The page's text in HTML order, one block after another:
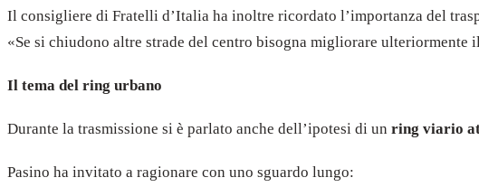
Il consigliere di Fratelli d’Italia ha inoltre ricordato l’importanza del
«Se si chiudono altre strade del centro bisogna migliorare
Il tema del ring urbano
Durante la trasmissione si è parlato anche dell’ipotesi di un ring viario
Pasino ha invitato a ragionare con uno sguardo lungo: